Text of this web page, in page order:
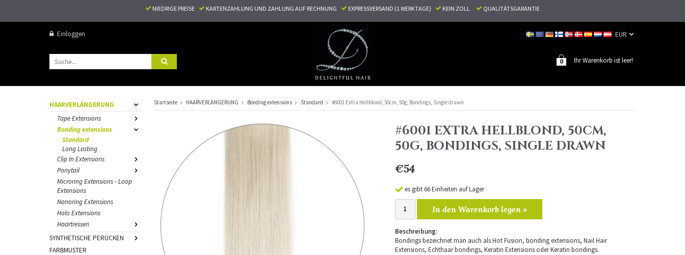
NIEDRIGE PREISE KARTENZAHLUNG UND ZAHLUNG AUF RECHNUNG EXPRESSVERSAND (1 WERKTAGE) KEIN ZOLL QUALITÄTSGARANTIE
Einloggen
Ihr Warenkorb ist leer!
0
HAARVERLÄNGERUNG
Tape Extensions
Bonding extensions
Standard
Long Lasting
Clip In Extensions
Ponytail
Microring Extensions - Loop
Extensions
Nanoring Extensions
Halo Extensions
Haartressen
SYNTHETISCHE PERÜCKEN
FARBMUSTER
Startseite HAARVERLÄNGERUNG Bonding extensions Standard #6001 Extra Hellblond, 50cm, 50g, Bondings, Single drawn
#6001 EXTRA HELLBLOND, 50CM,
50G, BONDINGS, SINGLE DRAWN
€54
es gibt 66 Einheiten auf Lager
In den Warenkorb legen »
Beschreibung:
Bondings bezeichnet man auch als Hot Fusion, bonding extensions, Nail Hair
Extensions, Echthaar bondings, Keratin Extensions oder Keratin bondings.